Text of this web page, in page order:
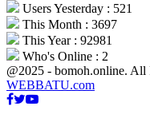
Users Yesterday : 521
This Month : 3697
This Year : 92981
Who's Online : 2
@2025 - bomoh.online. All
WEBBATU.com
Facebook
Twitter
Youtube